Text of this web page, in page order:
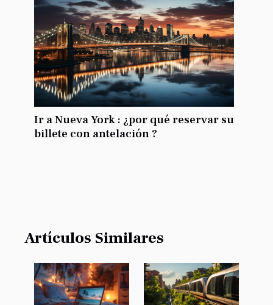
Ir a Nueva York : ¿por qué reservar su
billete con antelación ?
Artículos Similares